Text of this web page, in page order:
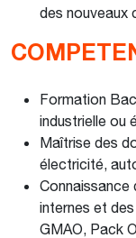
des nouveaux
Formation
industrielle ou
Maîtrise des
électricité,
Connaissance
internes et
GMAO, Pack